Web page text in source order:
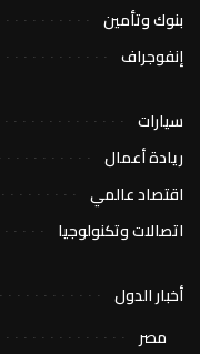
بنوك وتأمين
إنفوجراف
سيارات
ريادة أعمال
اقتصاد عالمي
اتصالات وتكنولوجيا
أخبار الدول
مصر